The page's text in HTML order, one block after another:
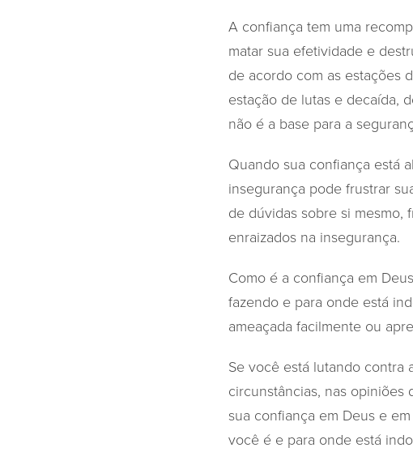
A confiança tem uma
matar sua efetividade e
de acordo com as estações
estação de lutas e decaída,
não é a base para a
Quando sua confiança está
insegurança pode frustrar
de dúvidas sobre si mesmo,
enraizados na insegurança.
Como é a confiança em
fazendo e para onde está
ameaçada facilmente ou
Se você está lutando contra
circunstâncias, nas
sua confiança em Deus e
você é e para onde está